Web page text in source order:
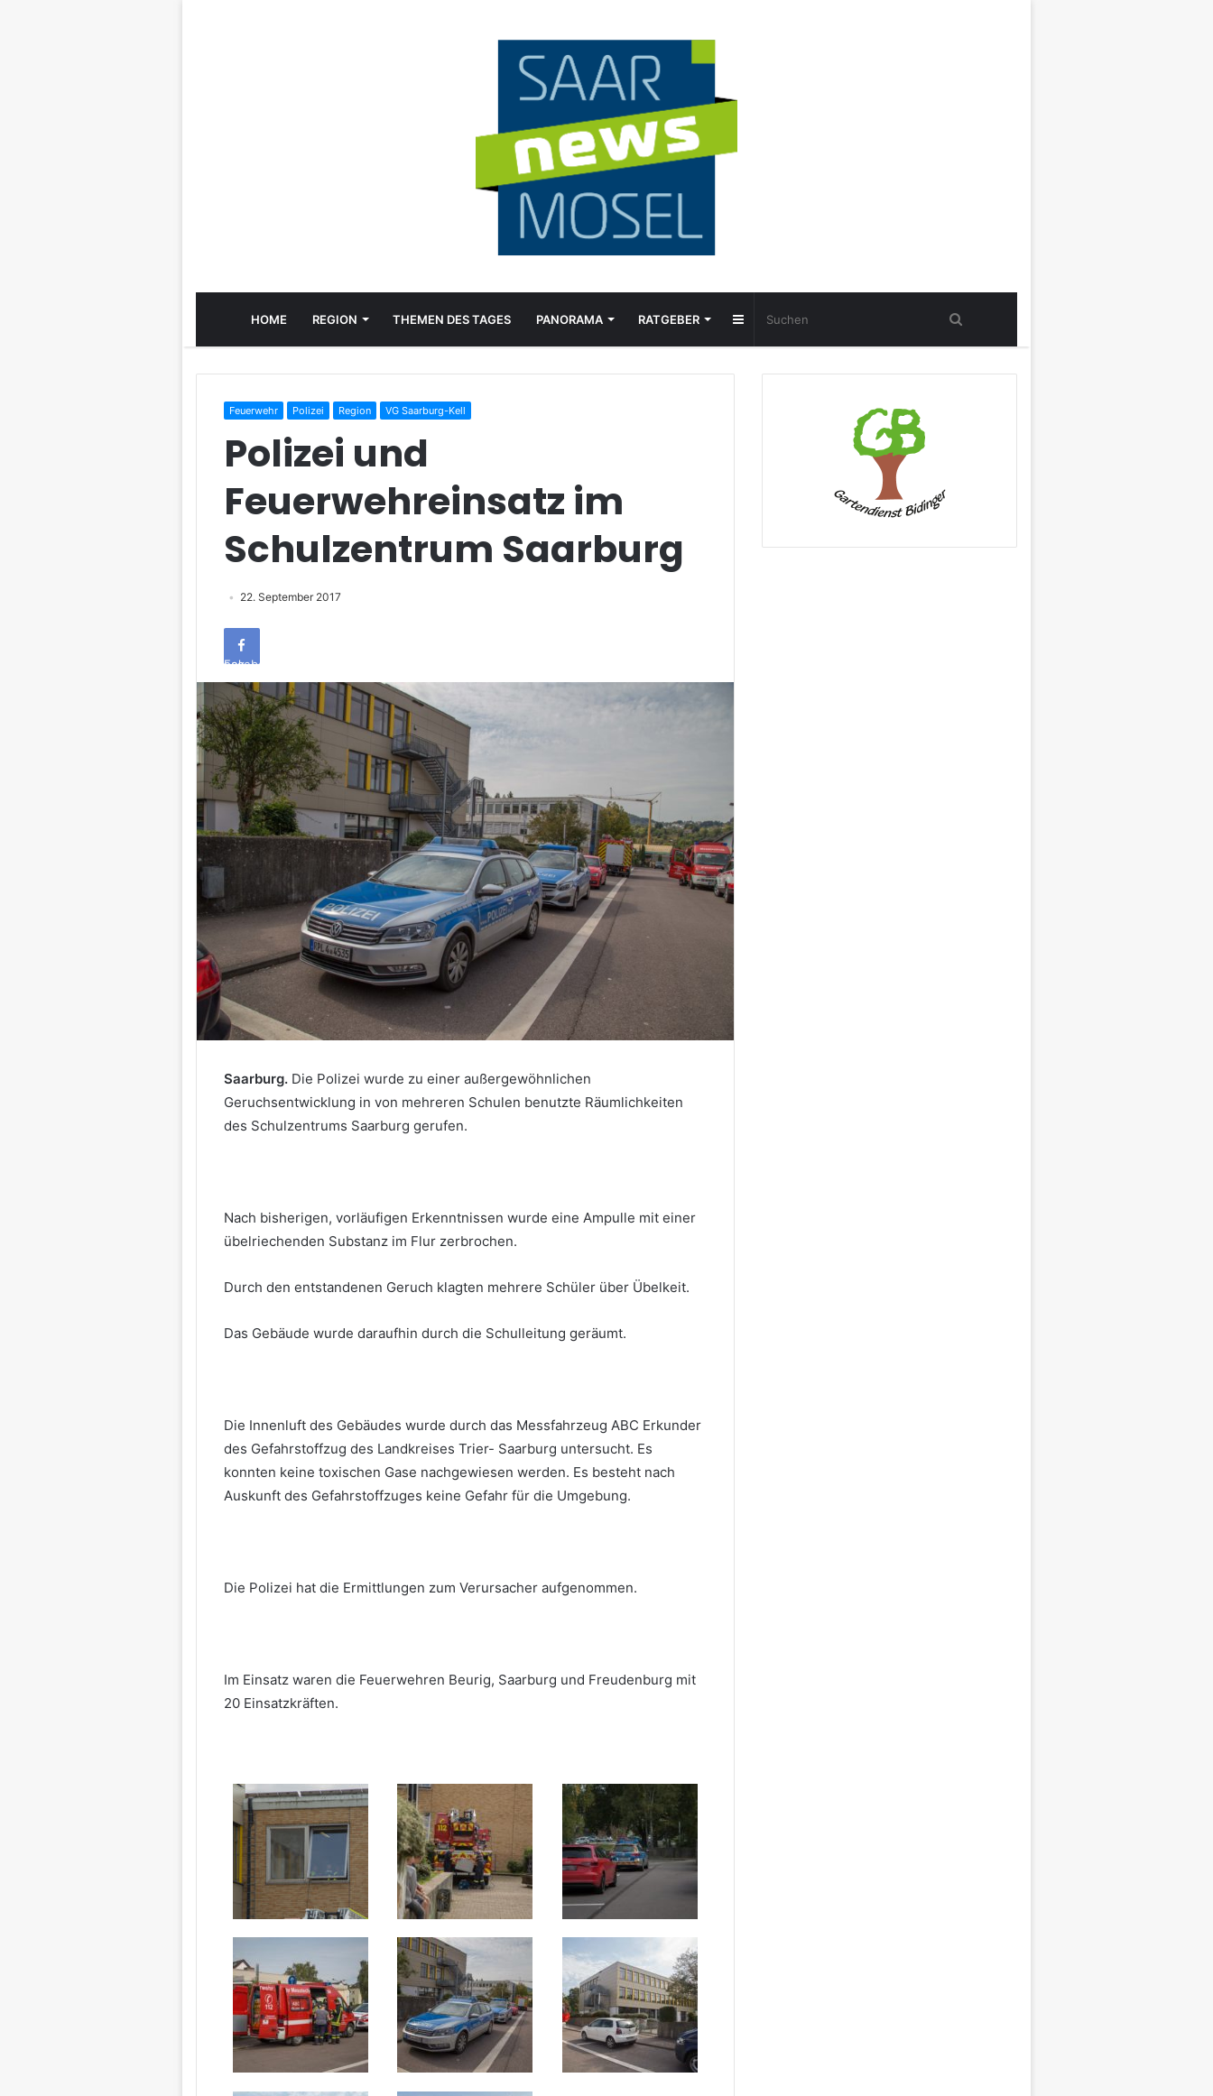
HOME REGION THEMEN DES TAGES PANORAMA RATGEBER Sidebar
Feuerwehr Polizei Region VG Saarburg-Kell
Polizei und
Feuerwehreinsatz im
Schulzentrum Saarburg
22. September 2017
Facebook
Saarburg.Die Polizei wurde zu einer außergewöhnlichen
Geruchsentwicklung in von mehreren Schulen benutzte Räumlichkeiten
des Schulzentrums Saarburg gerufen.
Nach bisherigen, vorläufigen Erkenntnissen wurde eine Ampulle mit einer
übelriechenden Substanz im Flur zerbrochen.
Durch den entstandenen Geruch klagten mehrere Schüler über Übelkeit.
Das Gebäude wurde daraufhin durch die Schulleitung geräumt.
Die Innenluft des Gebäudes wurde durch das Messfahrzeug ABC Erkunder
des Gefahrstoffzug des Landkreises Trier- Saarburg untersucht. Es
konnten keine toxischen Gase nachgewiesen werden. Es besteht nach
Auskunft des Gefahrstoffzuges keine Gefahr für die Umgebung.
Die Polizei hat die Ermittlungen zum Verursacher aufgenommen.
Im Einsatz waren die Feuerwehren Beurig, Saarburg und Freudenburg mit
20 Einsatzkräften.